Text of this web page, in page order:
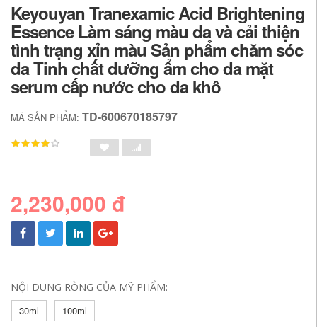
Keyouyan Tranexamic Acid Brightening
Essence Làm sáng màu da và cải thiện
tình trạng xỉn màu Sản phẩm chăm sóc
da Tinh chất dưỡng ẩm cho da mặt
serum cấp nước cho da khô
MÃ SẢN PHẨM: TD-600670185797
2,230,000 đ
NỘI DUNG RÒNG CỦA MỸ PHẨM:
30ml
100ml